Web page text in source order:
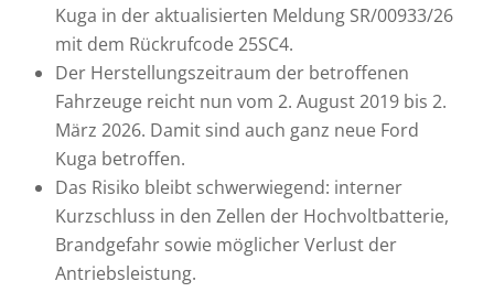
Kuga in der aktualisierten Meldung SR/00933/26
mit dem Rückrufcode 25SC4.
Der Herstellungszeitraum der betroffenen
Fahrzeuge reicht nun vom 2. August 2019 bis 2.
März 2026. Damit sind auch ganz neue Ford
Kuga betroffen.
Das Risiko bleibt schwerwiegend: interner
Kurzschluss in den Zellen der Hochvoltbatterie,
Brandgefahr sowie möglicher Verlust der
Antriebsleistung.